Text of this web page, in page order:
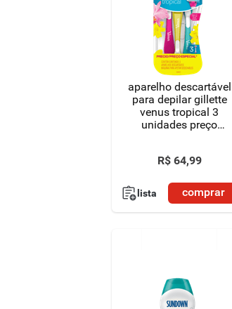
aparelho descartável
para depilar gillette
venus tropical 3
unidades preço
R$ 64,99
lista comprar